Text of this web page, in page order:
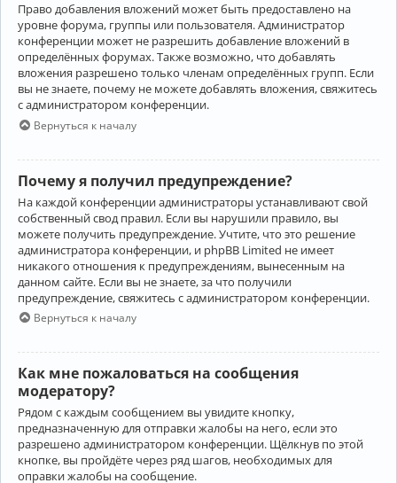
Право добавления вложений может быть предоставлено на
уровне форума, группы или пользователя. Администратор
конференции может не разрешить добавление вложений в
определённых форумах. Также возможно, что добавлять
вложения разрешено только членам определённых групп. Если
вы не знаете, почему не можете добавлять вложения, свяжитесь
с администратором конференции.
Вернуться к началу
Почему я получил предупреждение?
На каждой конференции администраторы устанавливают свой
собственный свод правил. Если вы нарушили правило, вы
можете получить предупреждение. Учтите, что это решение
администратора конференции, и phpBB Limited не имеет
никакого отношения к предупреждениям, вынесенным на
данном сайте. Если вы не знаете, за что получили
предупреждение, свяжитесь с администратором конференции.
Вернуться к началу
Как мне пожаловаться на сообщения
модератору?
Рядом с каждым сообщением вы увидите кнопку,
предназначенную для отправки жалобы на него, если это
разрешено администратором конференции. Щёлкнув по этой
кнопке, вы пройдёте через ряд шагов, необходимых для
оправки жалобы на сообщение.